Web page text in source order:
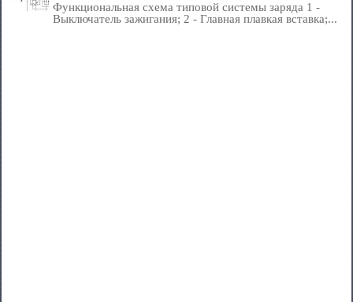
Функциональная схема типовой системы заряда 1 -
Выключатель зажигания; 2 - Главная плавкая вставка;...